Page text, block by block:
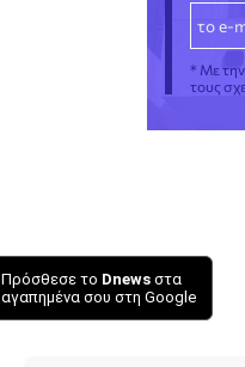
* Με
τους
Πρόσθεσε το Dnews στα
αγαπημένα σου στη Google